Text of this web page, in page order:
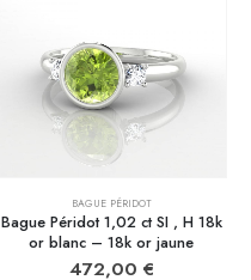
BAGUE PÉRIDOT
Bague Péridot 1,02 ct SI , H 18k
or blanc – 18k or jaune
472,00 €